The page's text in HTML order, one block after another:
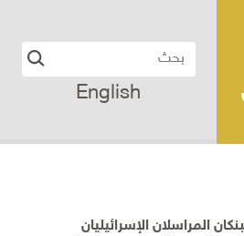
English
المراسلان الإسرائيليان